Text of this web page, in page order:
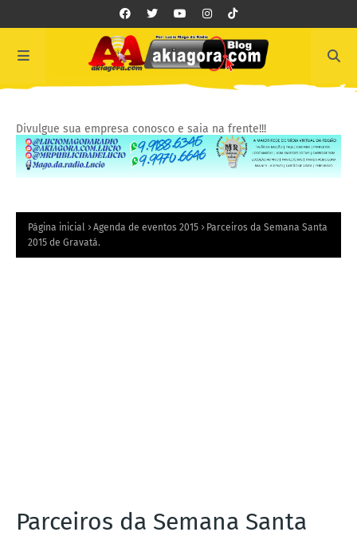
Divulgue sua empresa conosco e saia na frente!!!
Página inicial Agenda de eventos 2015
Parceiros da Semana Santa
2015 de Gravatá.
Parceiros da Semana Santa